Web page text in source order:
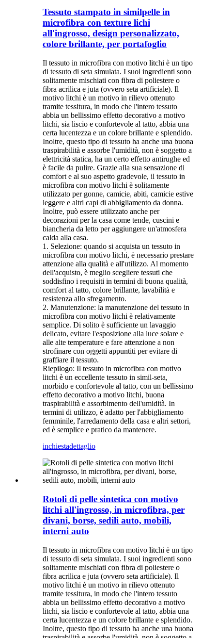
Tessuto stampato in similpelle in
microfibra con texture lichi
all'ingrosso, design personalizzato,
colore brillante, per portafoglio
Il tessuto in microfibra con motivo litchi è un tipo
di tessuto di seta simulata. I suoi ingredienti sono
solitamente mischiati con fibra di poliestere o
fibra acrilica e juta (ovvero seta artificiale). Il
motivo litchi è un motivo in rilievo ottenuto
tramite tessitura, in modo che l'intero tessuto
abbia un bellissimo effetto decorativo a motivo
litchi, sia liscio e confortevole al tatto, abbia una
certa lucentezza e un colore brillante e splendido.
Inoltre, questo tipo di tessuto ha anche una buona
traspirabilità e assorbe l'umidità, non è soggetto a
elettricità statica, ha un certo effetto antirughe ed
è facile da pulire. Grazie alla sua sensazione di
comfort e al suo aspetto gradevole, il tessuto in
microfibra con motivo litchi è solitamente
utilizzato per gonne, camicie, abiti, camicie estive
leggere e altri capi di abbigliamento da donna.
Inoltre, può essere utilizzato anche per
decorazioni per la casa come tende, cuscini e
biancheria da letto per aggiungere un'atmosfera
calda alla casa.
1. Selezione: quando si acquista un tessuto in
microfibra con motivo litchi, è necessario prestare
attenzione alla qualità e all'utilizzo. Al momento
dell'acquisto, è meglio scegliere tessuti che
soddisfino i requisiti in termini di buona qualità,
comfort al tatto, colore brillante, lavabilità e
resistenza allo sfregamento.
2. Manutenzione: la manutenzione del tessuto in
microfibra con motivo litchi è relativamente
semplice. Di solito è sufficiente un lavaggio
delicato, evitare l'esposizione alla luce solare e
alle alte temperature e fare attenzione a non
strofinare con oggetti appuntiti per evitare di
graffiare il tessuto.
Riepilogo: Il tessuto in microfibra con motivo
litchi è un eccellente tessuto in simil-seta,
morbido e confortevole al tatto, con un bellissimo
effetto decorativo a motivo litchi, buona
traspirabilità e assorbimento dell'umidità. In
termini di utilizzo, è adatto per l'abbigliamento
femminile, l'arredamento della casa e altri settori,
ed è semplice e pratico da mantenere.
inchiestadettaglio
Rotoli di pelle sintetica con motivo
litchi all'ingrosso, in microfibra, per
divani, borse, sedili auto, mobili,
interni auto
Il tessuto in microfibra con motivo litchi è un tipo
di tessuto di seta simulata. I suoi ingredienti sono
solitamente mischiati con fibra di poliestere o
fibra acrilica e juta (ovvero seta artificiale). Il
motivo litchi è un motivo in rilievo ottenuto
tramite tessitura, in modo che l'intero tessuto
abbia un bellissimo effetto decorativo a motivo
litchi, sia liscio e confortevole al tatto, abbia una
certa lucentezza e un colore brillante e splendido.
Inoltre, questo tipo di tessuto ha anche una buona